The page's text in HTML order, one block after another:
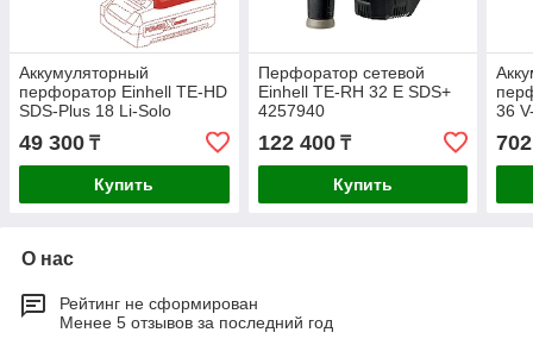
Аккумуляторный
перфоратор Einhell TE-HD
SDS-Plus 18 Li-Solo
49 300 ₸
Купить
Перфоратор сетевой
Einhell TE-RH 32 E SDS+
4257940
122 400₸
Купить
36
О нас
Рейтинг не сформирован
Менее 5 отзывов за последний год